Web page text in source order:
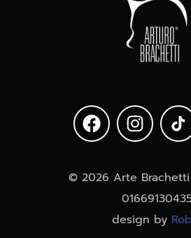
© 2026 Arte Brachetti
design by